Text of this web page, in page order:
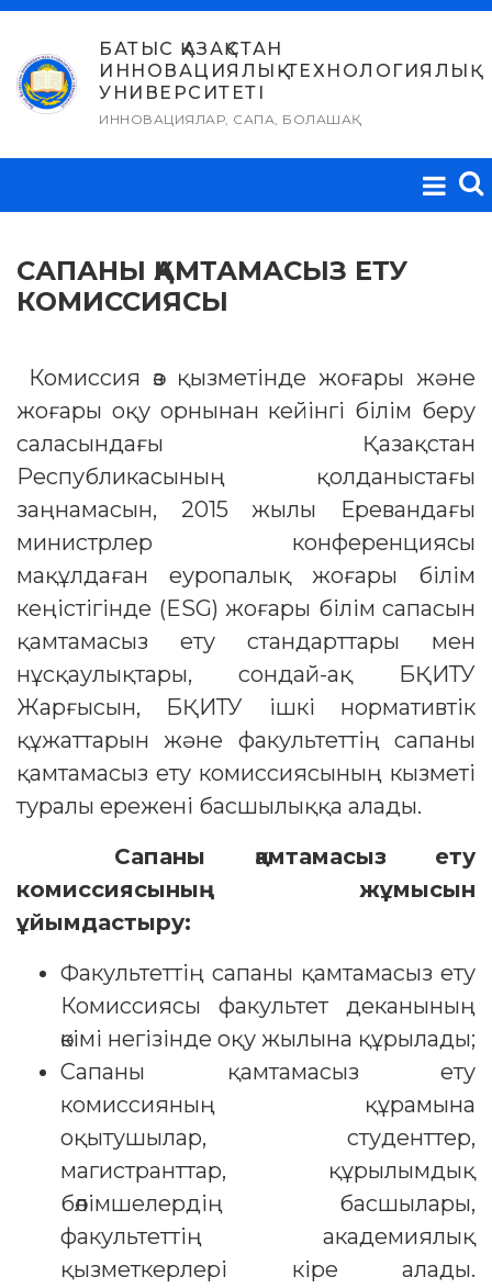
Skip
content
БАТЫС ҚАЗАҚСТАН
ИННОВАЦИЯЛЫҚ-ТЕХНОЛОГИЯЛЫҚ
УНИВЕРСИТЕТІ
ИННОВАЦИЯЛАР, САПА, БОЛАШАҚ
САПАНЫ ҚАМТАМАСЫЗ ЕТУ
КОМИССИЯСЫ
Комиссия өз қызметінде жоғары және
жоғары оқу орнынан кейінгі білім беру
саласындағы Қазақстан
Республикасының қолданыстағы
заңнамасын, 2015 жылы Еревандағы
министрлер конференциясы
мақұлдаған еуропалық жоғары білім
кеңістігінде (ESG) жоғары білім сапасын
қамтамасыз ету стандарттары мен
нұсқаулықтары, сондай-ақ БҚИТУ
Жарғысын, БҚИТУ ішкі нормативтік
құжаттарын және факультеттің сапаны
қамтамасыз ету комиссиясының кызметі
туралы ережені басшылыққа алады.
Сапаны қамтамасыз ету
комиссиясының жұмысын
ұйымдастыру:
Факультеттің сапаны қамтамасыз ету
Комиссиясы факультет деканының
өкімі негізінде оқу жылына құрылады;
Сапаны қамтамасыз ету
комиссияның құрамына
оқытушылар, студенттер,
магистранттар, құрылымдық
бөлімшелердің басшылары,
факультеттің академиялық
қызметкерлері кіре алады.